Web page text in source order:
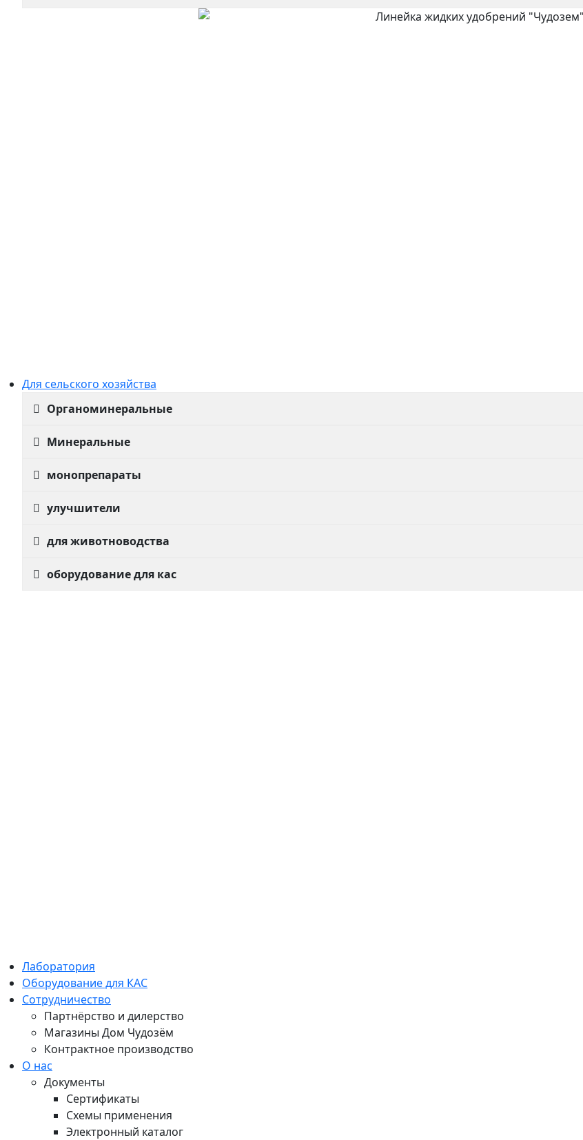
Для сельского хозяйства
Органоминеральные
Минеральные
монопрепараты
улучшители
для животноводства
оборудование для кас
Лаборатория
Оборудование для КАС
Сотрудничество
Партнёрство и дилерство
Магазины Дом Чудозём
Контрактное производство
О нас
Документы
Сертификаты
Схемы применения
Электронный каталог